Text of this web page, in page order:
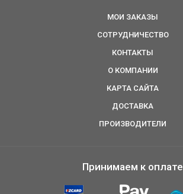
МОИ ЗАКАЗЫ
СОТРУДНИЧЕСТВО
КОНТАКТЫ
О КОМПАНИИ
КАРТА САЙТА
ДОСТАВКА
ПРОИЗВОДИТЕЛИ
Принимаем к оплате